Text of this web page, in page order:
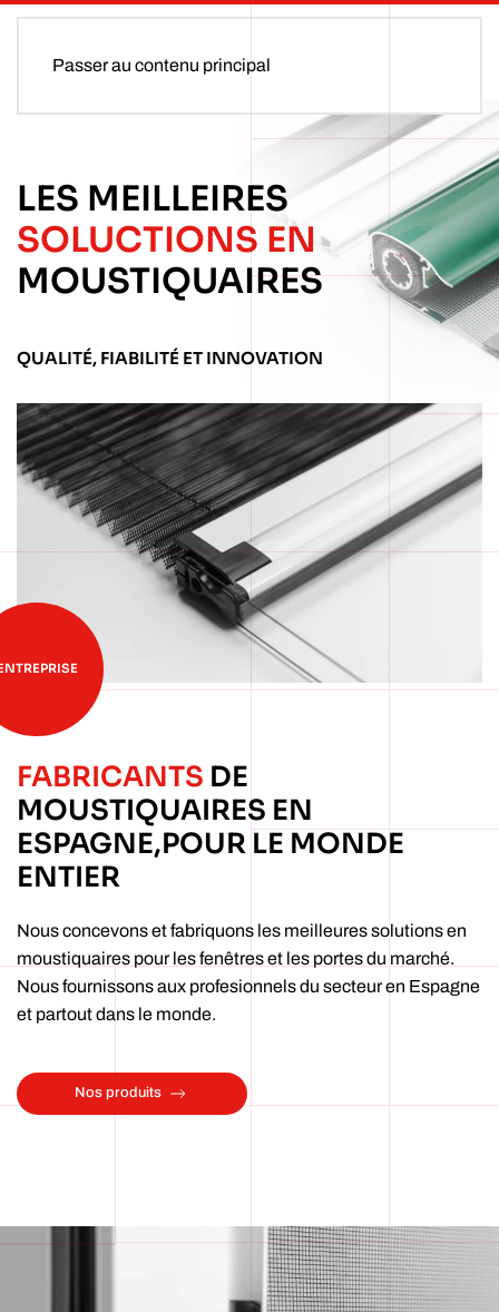
Passer au contenu principal
LES MEILLEIRES
SOLUCTIONS EN
MOUSTIQUAIRES
QUALITÉ, FIABILITÉ ET INNOVATION
FABRICANTS DE
MOUSTIQUAIRES EN
ESPAGNE,POUR LE MONDE
ENTIER
Nous concevons et fabriquons les meilleures solutions en
moustiquaires pour les fenêtres et les portes du marché.
Nous fournissons aux profesionnels du secteur en Espagne
et partout dans le monde.
Nos produits